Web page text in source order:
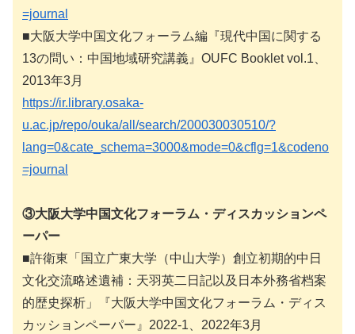
=journal
■大阪大学中国文化フォーラム編『現代中国に関する
13の問い：中国地域研究講義』OUFC Booklet vol.1、
2013年3月
https://ir.library.osaka-
u.ac.jp/repo/ouka/all/search/200030030510/?
lang=0&cate_schema=3000&mode=0&cflg=1&codeno
=journal
③大阪大学中国文化フォーラム・ディスカッションペ
ーパー
■許衛東「国立广東大学（中山大学）創立初期的中日
文化交流略述遺補：天羽英二日記以及日本外務省档案
的歴史探析」『大阪大学中国文化フォーラム・ディス
カッションペーパー』2022-1、2022年3月